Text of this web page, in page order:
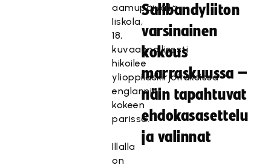
aamupäivällä
Iiskola,
18,
kuvaannollisesti
hikoilee
ylioppilaskirjoituksissa
englannin
kokeen
parissa.
Illalla
on
Salibandyliiton
varsinainen
kokous
marraskuussa –
näin tapahtuvat
ehdokasasettelu
ja valinnat